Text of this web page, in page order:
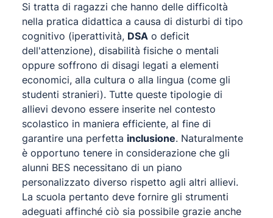
Si tratta di ragazzi che hanno delle difficoltà
nella pratica didattica a causa di disturbi di tipo
cognitivo (iperattività, DSA o deficit
dell'attenzione), disabilità fisiche o mentali
oppure soffrono di disagi legati a elementi
economici, alla cultura o alla lingua (come gli
studenti stranieri). Tutte queste tipologie di
allievi devono essere inserite nel contesto
scolastico in maniera efficiente, al fine di
garantire una perfetta inclusione. Naturalmente
è opportuno tenere in considerazione che gli
alunni BES necessitano di un piano
personalizzato diverso rispetto agli altri allievi.
La scuola pertanto deve fornire gli strumenti
adeguati affinché ciò sia possibile grazie anche